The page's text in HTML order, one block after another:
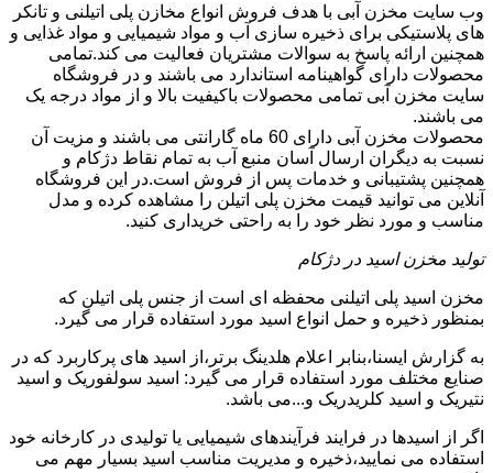
وب سایت مخزن آبی با هدف فروش انواع مخازن پلی اتیلنی و تانکر
های پلاستیکی برای ذخیره سازی آب و مواد شیمیایی و مواد غذایی و
همچنین ارائه پاسخ به سوالات مشتریان فعالیت می کند.تمامی
محصولات دارای گواهینامه استاندارد می باشند و در فروشگاه
سایت مخزن آبی تمامی محصولات باکیفیت بالا و از مواد درجه یک
می باشند.
محصولات مخزن آبی دارای 60 ماه گارانتی می باشند و مزیت آن
نسبت به دیگران ارسال آسان منبع آب به تمام نقاط دژکام و
همچنین پشتیبانی و خدمات پس از فروش است.در این فروشگاه
آنلاین می توانید قیمت مخزن پلی اتیلن را مشاهده کرده و مدل
مناسب و مورد نظر خود را به راحتی خریداری کنید.
تولید مخزن اسید در دژکام
مخزن اسید پلی اتیلنی محفظه ای است از جنس پلی اتیلن که
بمنظور ذخیره و حمل انواع اسید مورد استفاده قرار می گیرد.
به گزارش ایسنا،بنابر اعلام هلدینگ برتر،از اسید های پرکاربرد که در
صنایع مختلف مورد استفاده قرار می گیرد: اسید سولفوریک و اسید
نتیریک و اسید کلریدریک و...می باشد.
اگر از اسیدها در فرایند فرآیندهای شیمیایی یا تولیدی در کارخانه خود
استفاده می نمایید،ذخیره و مدیریت مناسب اسید بسیار مهم می